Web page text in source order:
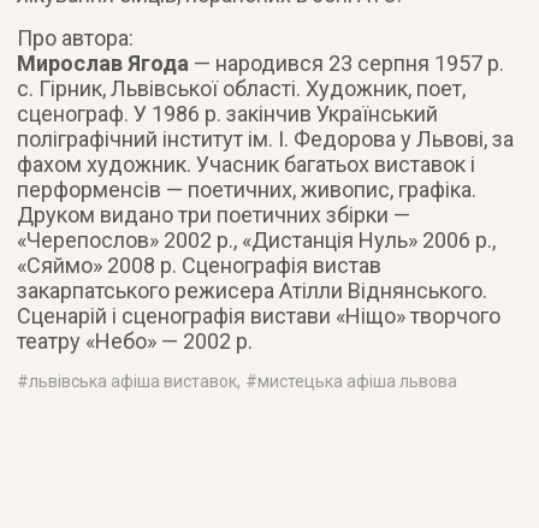
Про автора:
Мирослав Ягода — народився 23 серпня 1957 р.
с. Гірник, Львівської області. Художник, поет,
сценограф. У 1986 р. закінчив Український
поліграфічний інститут ім. І. Федорова у Львові, за
фахом художник. Учасник багатьох виставок і
перформенсів — поетичних, живопис, графіка.
Друком видано три поетичних збірки —
«Черепослов» 2002 р., «Дистанція Нуль» 2006 р.,
«Сяймо» 2008 р. Сценографія вистав
закарпатського режисера Атілли Віднянського.
Сценарій і сценографія вистави «Ніщо» творчого
театру «Небо» — 2002 р.
#львівська афіша виставок, #мистецька афіша львова